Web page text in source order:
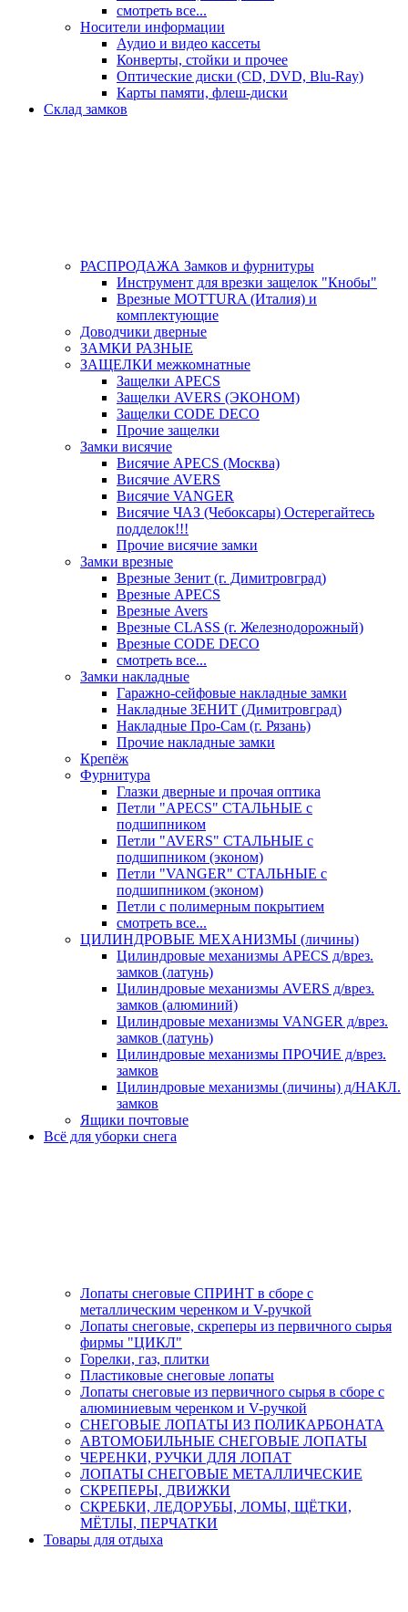
смотреть все...
Носители информации
Аудио и видео кассеты
Конверты, стойки и прочее
Оптические диски (CD, DVD, Blu-Ray)
Карты памяти, флеш-диски
Склад замков
РАСПРОДАЖА Замков и фурнитуры
Инструмент для врезки защелок "Кнобы"
Врезные MOTTURA (Италия) и
комплектующие
Доводчики дверные
ЗАМКИ РАЗНЫЕ
ЗАЩЕЛКИ межкомнатные
Защелки APECS
Защелки AVERS (ЭКОНОМ)
Защелки CODE DECO
Прочие защелки
Замки висячие
Висячие APECS (Москва)
Висячие AVERS
Висячие VANGER
Висячие ЧАЗ (Чебоксары) Остерегайтесь
подделок!!!
Прочие висячие замки
Замки врезные
Врезные Зенит (г. Димитровград)
Врезные APECS
Врезные Avers
Врезные CLASS (г. Железнодорожный)
Врезные CODE DECO
смотреть все...
Замки накладные
Гаражно-сейфовые накладные замки
Накладные ЗЕНИТ (Димитровград)
Накладные Про-Сам (г. Рязань)
Прочие накладные замки
Крепёж
Фурнитура
Глазки дверные и прочая оптика
Петли "APECS" СТАЛЬНЫЕ с
подшипником
Петли "AVERS" СТАЛЬНЫЕ с
подшипником (эконом)
Петли "VANGER" СТАЛЬНЫЕ с
подшипником (эконом)
Петли с полимерным покрытием
смотреть все...
ЦИЛИНДРОВЫЕ МЕХАНИЗМЫ (личины)
Цилиндровые механизмы APECS д/врез.
замков (латунь)
Цилиндровые механизмы AVERS д/врез.
замков (алюминий)
Цилиндровые механизмы VANGER д/врез.
замков (латунь)
Цилиндровые механизмы ПРОЧИЕ д/врез.
замков
Цилиндровые механизмы (личины) д/НАКЛ.
замков
Ящики почтовые
Всё для уборки снега
Лопаты снеговые СПРИНТ в сборе с
металлическим черенком и V-ручкой
Лопаты снеговые, скреперы из первичного сырья
фирмы "ЦИКЛ"
Горелки, газ, плитки
Пластиковые снеговые лопаты
Лопаты снеговые из первичного сырья в сборе с
алюминиевым черенком и V-ручкой
СНЕГОВЫЕ ЛОПАТЫ ИЗ ПОЛИКАРБОНАТА
АВТОМОБИЛЬНЫЕ СНЕГОВЫЕ ЛОПАТЫ
ЧЕРЕНКИ, РУЧКИ ДЛЯ ЛОПАТ
ЛОПАТЫ СНЕГОВЫЕ МЕТАЛЛИЧЕСКИЕ
СКРЕПЕРЫ, ДВИЖКИ
СКРЕБКИ, ЛЕДОРУБЫ, ЛОМЫ, ЩЁТКИ,
МЁТЛЫ, ПЕРЧАТКИ
Товары для отдыха